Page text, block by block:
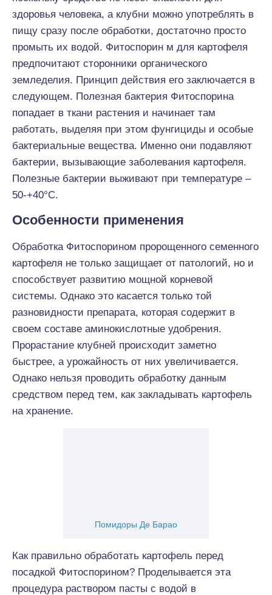
здоровья человека, а клубни можно употреблять в
пищу сразу после обработки, достаточно просто
промыть их водой. Фитоспорин м для картофеля
предпочитают сторонники органического
земледелия. Принцип действия его заключается в
следующем. Полезная бактерия Фитоспорина
попадает в ткани растения и начинает там
работать, выделяя при этом фунгициды и особые
бактериальные вещества. Именно они подавляют
бактерии, вызывающие заболевания картофеля.
Полезные бактерии выживают при температуре –
50-+40°С.
Особенности применения
Обработка Фитоспорином пророщенного семенного
картофеля не только защищает от патологий, но и
способствует развитию мощной корневой
системы. Однако это касается только той
разновидности препарата, которая содержит в
своем составе аминокислотные удобрения.
Прорастание клубней происходит заметно
быстрее, а урожайность от них увеличивается.
Однако нельзя проводить обработку данным
средством перед тем, как закладывать картофель
на хранение.
Помидоры Де Барао
Как правильно обработать картофель перед
посадкой Фитоспорином? Проделывается эта
процедура раствором пасты с водой в